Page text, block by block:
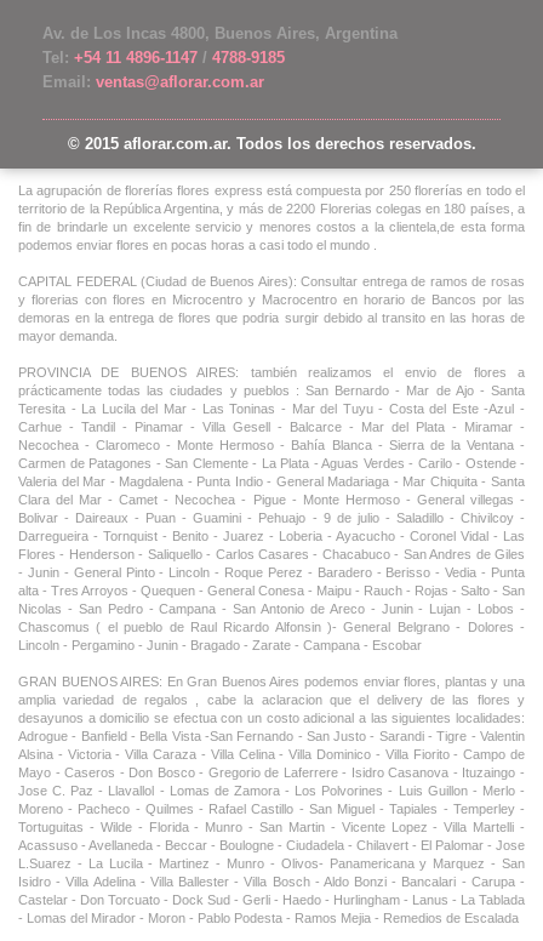
Av. de Los Incas 4800, Buenos Aires, Argentina
Tel: +54 11 4896-1147 / 4788-9185
Email: ventas@aflorar.com.ar
© 2015 aflorar.com.ar. Todos los derechos reservados.
La agrupación de florerías flores express está compuesta por 250 florerías en todo el
territorio de la República Argentina, y más de 2200 Florerias colegas en 180 países, a
fin de brindarle un excelente servicio y menores costos a la clientela,de esta forma
podemos enviar flores en pocas horas a casi todo el mundo .
CAPITAL FEDERAL (Ciudad de Buenos Aires): Consultar entrega de ramos de rosas
y florerias con flores en Microcentro y Macrocentro en horario de Bancos por las
demoras en la entrega de flores que podria surgir debido al transito en las horas de
mayor demanda.
PROVINCIA DE BUENOS AIRES: también realizamos el envio de flores a
prácticamente todas las ciudades y pueblos : San Bernardo - Mar de Ajo - Santa
Teresita - La Lucila del Mar - Las Toninas - Mar del Tuyu - Costa del Este -Azul -
Carhue - Tandil - Pinamar - Villa Gesell - Balcarce - Mar del Plata - Miramar -
Necochea - Claromeco - Monte Hermoso - Bahía Blanca - Sierra de la Ventana -
Carmen de Patagones - San Clemente - La Plata - Aguas Verdes - Carilo - Ostende -
Valeria del Mar - Magdalena - Punta Indio - General Madariaga - Mar Chiquita - Santa
Clara del Mar - Camet - Necochea - Pigue - Monte Hermoso - General villegas -
Bolivar - Daireaux - Puan - Guamini - Pehuajo - 9 de julio - Saladillo - Chivilcoy -
Darregueira - Tornquist - Benito - Juarez - Loberia - Ayacucho - Coronel Vidal - Las
Flores - Henderson - Saliquello - Carlos Casares - Chacabuco - San Andres de Giles
- Junin - General Pinto - Lincoln - Roque Perez - Baradero - Berisso - Vedia - Punta
alta - Tres Arroyos - Quequen - General Conesa - Maipu - Rauch - Rojas - Salto - San
Nicolas - San Pedro - Campana - San Antonio de Areco - Junin - Lujan - Lobos -
Chascomus ( el pueblo de Raul Ricardo Alfonsin )- General Belgrano - Dolores -
Lincoln - Pergamino - Junin - Bragado - Zarate - Campana - Escobar
GRAN BUENOS AIRES: En Gran Buenos Aires podemos enviar flores, plantas y una
amplia variedad de regalos , cabe la aclaracion que el delivery de las flores y
desayunos a domicilio se efectua con un costo adicional a las siguientes localidades:
Adrogue - Banfield - Bella Vista -San Fernando - San Justo - Sarandi - Tigre - Valentin
Alsina - Victoria - Villa Caraza - Villa Celina - Villa Dominico - Villa Fiorito - Campo de
Mayo - Caseros - Don Bosco - Gregorio de Laferrere - Isidro Casanova - Ituzaingo -
Jose C. Paz - Llavallol - Lomas de Zamora - Los Polvorines - Luis Guillon - Merlo -
Moreno - Pacheco - Quilmes - Rafael Castillo - San Miguel - Tapiales - Temperley -
Tortuguitas - Wilde - Florida - Munro - San Martin - Vicente Lopez - Villa Martelli -
Acassuso - Avellaneda - Beccar - Boulogne - Ciudadela - Chilavert - El Palomar - Jose
L.Suarez - La Lucila - Martinez - Munro - Olivos- Panamericana y Marquez - San
Isidro - Villa Adelina - Villa Ballester - Villa Bosch - Aldo Bonzi - Bancalari - Carupa -
Castelar - Don Torcuato - Dock Sud - Gerli - Haedo - Hurlingham - Lanus - La Tablada
- Lomas del Mirador - Moron - Pablo Podesta - Ramos Mejia - Remedios de Escalada